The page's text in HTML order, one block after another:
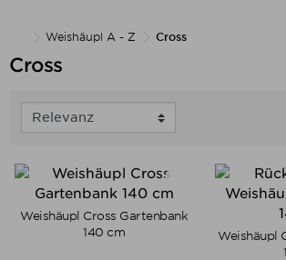
Weishäupl A - Z Cross
Cross
Weishäupl Cross Gartenbank
140 cm
Weishäupl